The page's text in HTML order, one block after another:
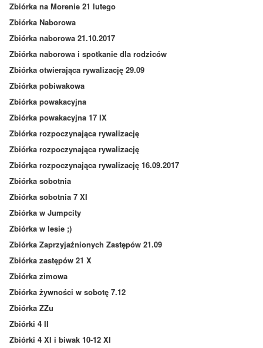
Zbiórka na Morenie 21 lutego
Zbiórka Naborowa
Zbiórka naborowa 21.10.2017
Zbiórka naborowa i spotkanie dla rodziców
Zbiórka otwierająca rywalizację 29.09
Zbiórka pobiwakowa
Zbiórka powakacyjna
Zbiórka powakacyjna 17 IX
Zbiórka rozpoczynająca rywalizację
Zbiórka rozpoczynająca rywalizację
Zbiórka rozpoczynająca rywalizację 16.09.2017
Zbiórka sobotnia
Zbiórka sobotnia 7 XI
Zbiórka w Jumpcity
Zbiórka w lesie ;)
Zbiórka Zaprzyjaźnionych Zastępów 21.09
Zbiórka zastępów 21 X
Zbiórka zimowa
Zbiórka żywności w sobotę 7.12
Zbiórka ZZu
Zbiórki 4 II
Zbiórki 4 XI i biwak 10-12 XI